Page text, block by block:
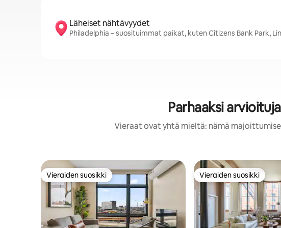
Läheiset nähtävyydet
Philadelphia – suosituimmat paikat, kuten Citizens Bank Park,
Parhaaksi
Vieraat ovat yhtä mieltä: nämä
Vieraiden suosikki
Vieraiden suosikki Vieraiden suosikki
Vieraiden suosikki